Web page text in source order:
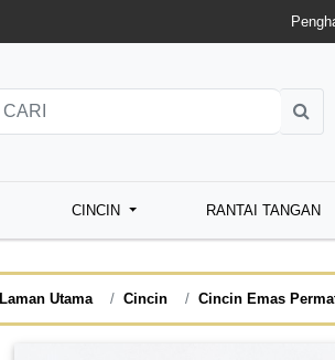
CINCIN RANTAI TANGAN
Laman Utama Cincin Cincin Emas